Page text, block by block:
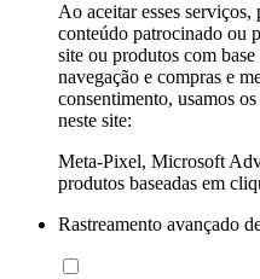
Ao aceitar esses
conteúdo patrocinado ou
site ou produtos com
navegação e compras e
consentimento, usamos
neste site:
Meta-Pixel, Microsoft
produtos baseadas em
Rastreamento avançado